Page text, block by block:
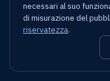
White paper: la
Gemello digitale
Video &
necessari al suo
di misurazione del
riservatezza.